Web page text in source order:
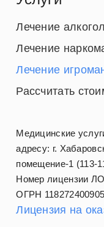
Лечение
Лечение
Лечение
Рассчитать
Медицинские
адресу: г.
помещение-1 (113-
Номер лицензии
ОГРН
Лицензия на